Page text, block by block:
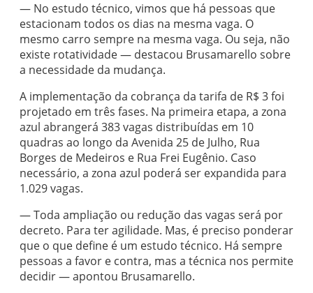
— No estudo técnico, vimos que há pessoas que
estacionam todos os dias na mesma vaga. O
mesmo carro sempre na mesma vaga. Ou seja, não
existe rotatividade — destacou Brusamarello sobre
a necessidade da mudança.
A implementação da cobrança da tarifa de R$ 3 foi
projetado em três fases. Na primeira etapa, a zona
azul abrangerá 383 vagas distribuídas em 10
quadras ao longo da Avenida 25 de Julho, Rua
Borges de Medeiros e Rua Frei Eugênio. Caso
necessário, a zona azul poderá ser expandida para
1.029 vagas.
— Toda ampliação ou redução das vagas será por
decreto. Para ter agilidade. Mas, é preciso ponderar
que o que define é um estudo técnico. Há sempre
pessoas a favor e contra, mas a técnica nos permite
decidir — apontou Brusamarello.